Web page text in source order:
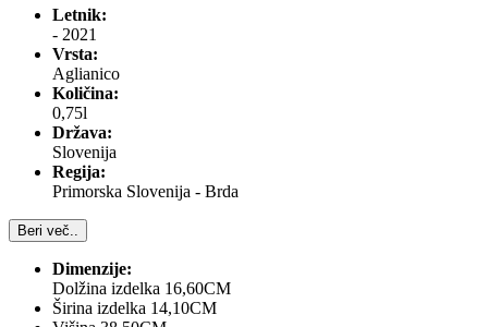
Letnik:
- 2021
Vrsta:
Aglianico
Količina:
0,75l
Država:
Slovenija
Regija:
Primorska Slovenija - Brda
Beri več..
Dimenzije:
Dolžina izdelka 16,60CM
Širina izdelka 14,10CM